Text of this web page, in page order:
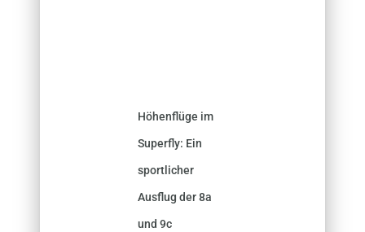
Höhenflüge im
Superfly: Ein
sportlicher
Ausflug der 8a
und 9c